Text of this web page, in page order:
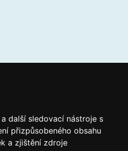
další sledovací nástroje s
přizpůsobeného obsahu
a zjištění zdroje